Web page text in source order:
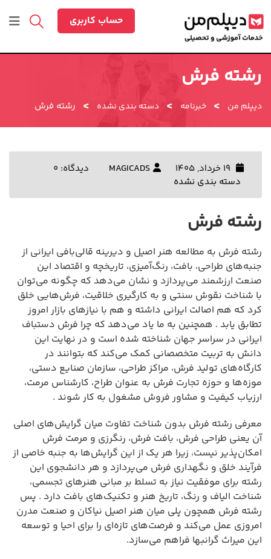
به
محتوا
حساب کاربری
رشته فرش
دیپلم من > خبرنامه > دسته بندی نشده > رشته فرش
MAGICADS
دیدگاه: 0
دسته بندی نشده
رشته فرش
رشته فرش به مطالعه هنر اصیل و دیرینه قالی‌بافی ایرانی از
جنبه‌های طراحی، بافت، رنگ‌آمیزی، تاریخچه و اقتصاد این
صنعت ارزشمند می‌پردازد و نشان می‌دهد که چگونه می‌توان
با شناخت نقوش سنتی و به کارگیری خلاقیت، فرش‌هایی خلق
کرد که هم اصالت ایرانی داشته و هم با نیازهای بازار امروز
تطابق یابد . همچنین به ما یاد می‌دهد که چرا فرش دستباف
ایرانی در سراسر جهان شناخته شده است و در نهایت این
دانش به تربیت متخصصانی کمک می‌کند که بتوانند در
کارگاه‌های تولید فرش، مراکز طراحی، سازمان صنایع دستی،
موزه‌ها و حوزه تجارت فرش به عنوان طراح، کارشناس مرمت،
ارزیاب کیفیت و مشاور فروش مشغول به کار شوند .
معرفی رشته فرش بدون شناخت تفاوت میان گرایش‌های اصلی
آن یعنی طراحی فرش، بافت فرش، رنگرزی و مرمت فرش
امکان‌پذیر نیست، زیرا هر یک از این گرایش‌ها به جنبه خاصی از
فرآیند خلق و نگهداری فرش می‌پردازد و هر دانشجوی این
رشته برای موفقیت نیاز به تسلط بر مبانی هنرهای تجسمی،
شناخت الیاف و رنگ، تاریخ هنر و تکنیک‌های بافت دارد . پس
رشته فرش همچون پلی میان هنر اصیل نیاکان و صنعت مدرن
امروزی عمل می‌کند و فرصت‌های تازه‌ای را برای احیا و توسعه
این میراث گرانبها فراهم می‌سازد.